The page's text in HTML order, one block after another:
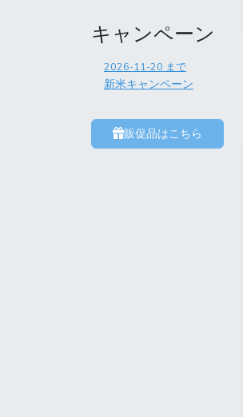
キャンペーン
2026-11-20 まで
新米キャンペーン
販促品はこちら